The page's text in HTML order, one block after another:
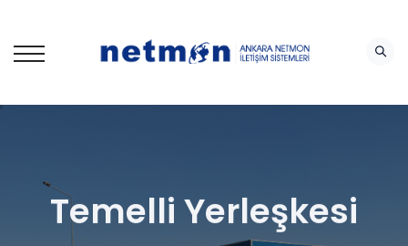
Temelli Yerleşkesi